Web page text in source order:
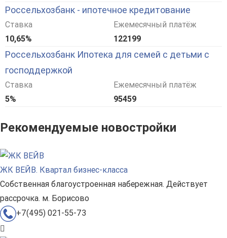
Россельхозбанк - ипотечное кредитование
Ставка
10,65%
Ежемесячный платёж
122199
Россельхозбанк Ипотека для семей с детьми с
господдержкой
Ставка
5%
Ежемесячный платёж
95459
Рекомендуемые новостройки
ЖК ВЕЙВ. Квартал бизнес-класса
Собственная благоустроенная набережная. Действует
рассрочка. м. Борисово
+7(495) 021-55-73